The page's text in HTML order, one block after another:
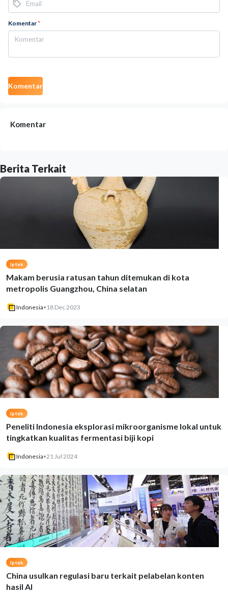
Komentar*
Komentar
Komentar
Berita Terkait
Iptek
Makam berusia ratusan tahun ditemukan di kota
metropolis Guangzhou, China selatan
Indonesia• 18 Dec 2023
Iptek
Peneliti Indonesia eksplorasi mikroorganisme lokal untuk
tingkatkan kualitas fermentasi biji kopi
Indonesia•21 Jul 2024
Iptek
China usulkan regulasi baru terkait pelabelan konten
hasil AI